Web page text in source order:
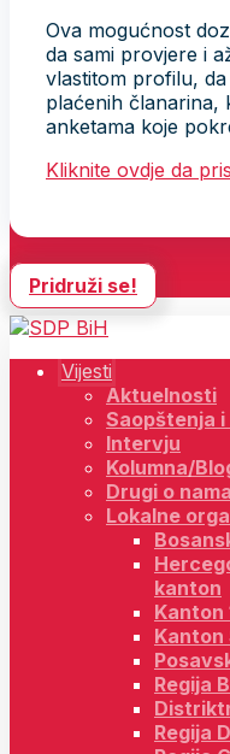
Ova mogućnost
da sami provjere i
vlastitom profilu,
plaćenih članarina,
anketama koje
Kliknite ovdje da
Pridruži se!
Vijesti
Aktuelnosti
Saopštenja
Intervju
Kolumna/
Drugi o nama
Lokalne
kanton
Kanton
Kanton
Regija
Regija